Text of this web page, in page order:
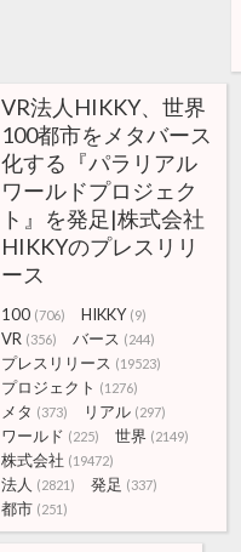
VR法人HIKKY、世界
100都市をメタバース
化する『パラリアル
ワールドプロジェク
ト』を発足|株式会社
HIKKYのプレスリリ
ース
100 (706) HIKKY (9)
VR (356) バース (244)
プレスリリース (19523)
プロジェクト (1276)
メタ (373) リアル (297)
ワールド (225) 世界 (2149)
株式会社 (19472)
法人 (2821) 発足 (337)
都市 (251)